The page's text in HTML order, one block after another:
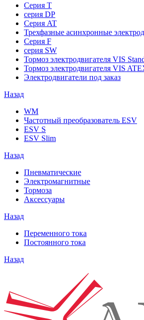
Серия T
серия DP
Серия AT
Трехфазные асинхронные
Серия F
серия SW
Тормоз электродвигателя VIS
Тормоз электродвигателя VIS
Электродвигатели под заказ
Назад
WM
Частотный преобразователь ESV
ESV S
ESV Slim
Назад
Пневматические
Электромагнитные
Тормоза
Аксессуары
Назад
Переменного тока
Постоянного тока
Назад